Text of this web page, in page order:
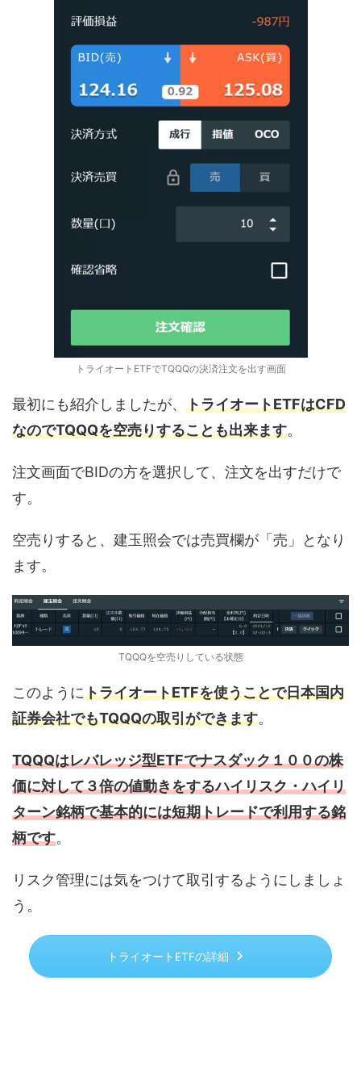
トライオートETFでTQQQの決済注文を出す画面
最初にも紹介しましたが、 トライオートETFはCFD
なのでTQQQを空売りすることも出来ます。
注文画面でBIDの方を選択して、注文を出すだけで
す。
空売りすると、建玉照会では売買欄が「売」となり
ます。
TQQQを空売りしている状態
このようにトライオートETFを使うことで日本国内
証券会社でもTQQQの取引ができます。
TQQQはレバレッジ型ETFでナスダック１００の株
価に対して３倍の値動きをするハイリスク・ハイリ
ターン銘柄で基本的には短期トレードで利用する銘
柄です。
リスク管理には気をつけて取引するようにしましょ
う。
トライオートETFの詳細